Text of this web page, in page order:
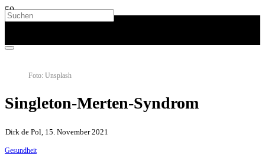
Foto: Unsplash
Singleton-Merten-Syndrom
Dirk de Pol, 15. November 2021
Gesundheit